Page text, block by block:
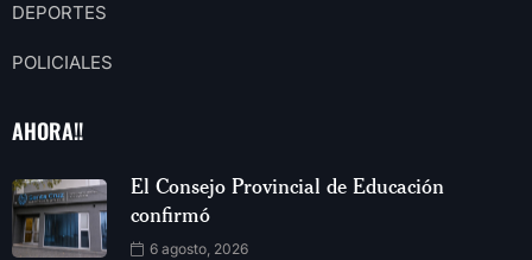
DEPORTES
POLICIALES
AHORA!!
El Consejo Provincial de Educación
confirmó
6 agosto, 2026